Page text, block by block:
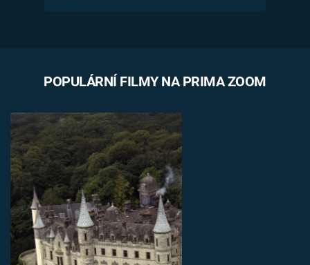
POPULÁRNÍ FILMY NA PRIMA ZOOM